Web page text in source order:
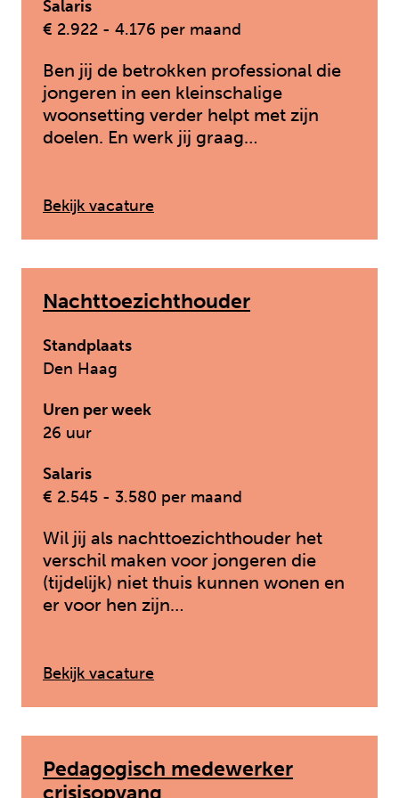
Salaris
€ 2.922 - 4.176 per maand
Ben jij de betrokken professional die
jongeren in een kleinschalige
woonsetting verder helpt met zijn
doelen. En werk jij graag…
Bekijk vacature: HBO – Pedagogisch
Nachttoezichthouder
Standplaats
Den Haag
Uren per week
26 uur
Salaris
€ 2.545 - 3.580 per maand
Wil jij als nachttoezichthouder het
verschil maken voor jongeren die
(tijdelijk) niet thuis kunnen wonen en
er voor hen zijn…
Bekijk vacature: Nachttoezichthouder
Pedagogisch medewerker
crisisopvang